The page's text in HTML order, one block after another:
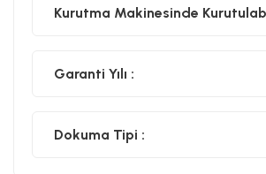
Kurutma Makinesinde
Garanti Yılı :
Dokuma Tipi :